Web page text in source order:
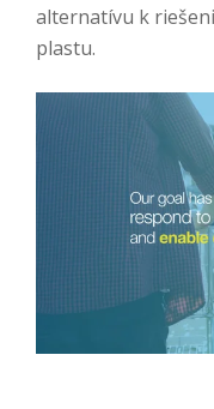
alternatívu k
plastu.